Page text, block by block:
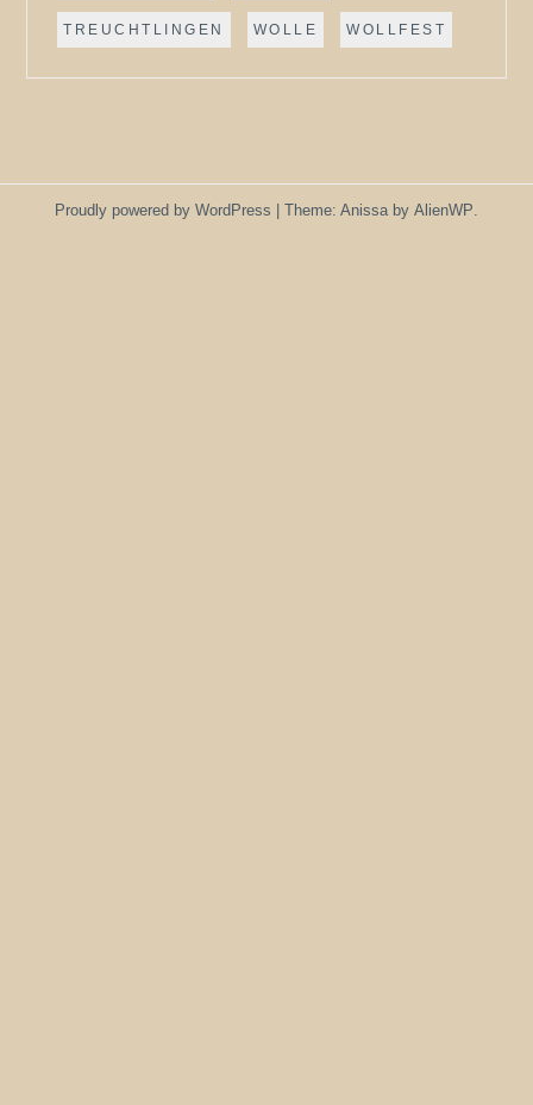
TREUCHTLINGEN WOLLE WOLLFEST
Proudly powered by WordPress Theme: Anissa by AlienWP.